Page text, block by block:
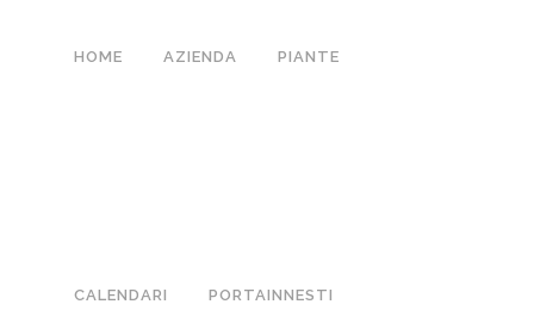
HOME AZIENDA PIANTE
CALENDARI PORTAINNESTI